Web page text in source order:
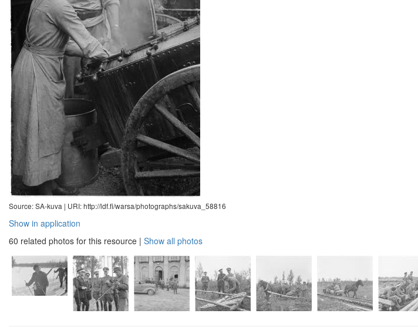
Source: SA-kuva | URI: http://ldf.fi/warsa/photographs/sakuva_58816
Show in application
60 related photos for this resource | Show all photos